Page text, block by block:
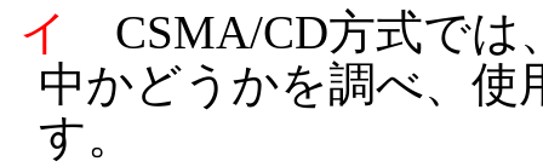
イ
CSMA/CD方式では
中かどうかを調べ、使
す。